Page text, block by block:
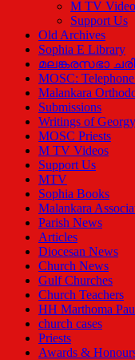
M TV
Support Us
Old Archives
Sophia E Library
മലങ്കരസഭാ
MOSC:
Malankara
Submissions
Writings of
MOSC Priests
M TV Videos
Support Us
MTV
Sophia Books
Malankara
Parish News
Articles
Diocesan News
Church News
Gulf Churches
Church Teachers
HH Marthoma
church cases
Priests
Awards &